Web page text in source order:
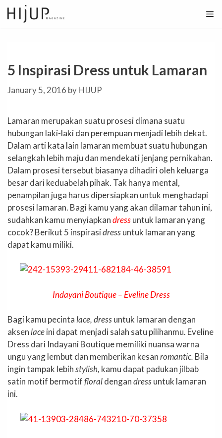
Skip
to
content
5 Inspirasi Dress untuk Lamaran
January 5, 2016 byHIJUP
Lamaran merupakan suatu prosesi dimana suatu
hubungan laki-laki dan perempuan menjadi lebih dekat.
Dalam arti kata lain lamaran membuat suatu hubungan
selangkah lebih maju dan mendekati jenjang pernikahan.
Dalam prosesi tersebut biasanya dihadiri oleh keluarga
besar dari keduabelah pihak. Tak hanya mental,
penampilan juga harus dipersiapkan untuk menghadapi
prosesi lamaran. Bagi kamu yang akan dilamar tahun ini,
sudahkan kamu menyiapkandressuntuk lamaran yang
cocok? Berikut 5 inspirasidressuntuk lamaran yang
dapat kamu miliki.
Indayani Boutique – Eveline Dress
Bagi kamu pecinta lace, dressuntuk lamaran dengan
aksen laceini dapat menjadi salah satu pilihanmu. Eveline
Dress dari Indayani Boutique memiliki nuansa warna
ungu yang lembut dan memberikan kesanromantic. Bila
ingin tampak lebihstylish, kamu dapat padukan jilbab
satin motif bermotiffloraldengandressuntuk lamaran
ini.